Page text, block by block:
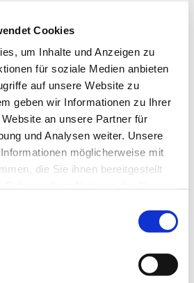
Cookies
um Inhalte und Anzeigen zu
für soziale Medien anbieten
auf unsere Website zu
geben wir Informationen zu Ihrer
an unsere Partner für
und Analysen weiter. Unsere
möglicherweise mit
die Sie ihnen bereitgestellt
Sie auch